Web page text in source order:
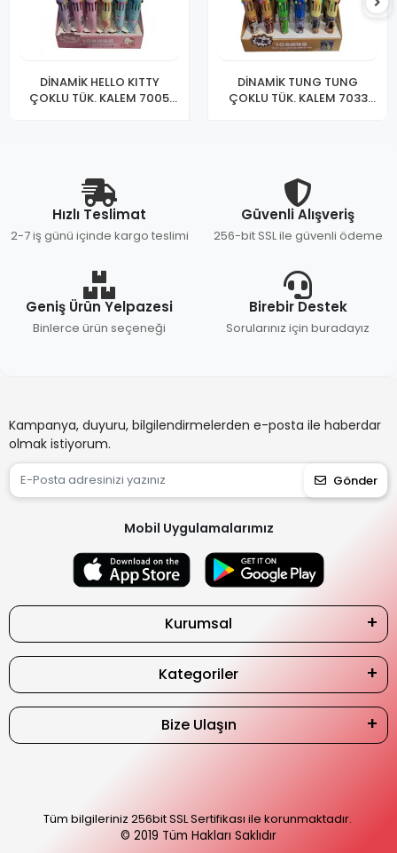
DİNAMİK HELLO KITTY
ÇOKLU TÜK. KALEM 7005
DİNAMİK TUNG TUNG
ÇOKLU TÜK. KALEM 7033
Hızlı Teslimat
2-7 iş günü içinde kargo teslimi
Güvenli Alışveriş
256-bit SSL ile güvenli ödeme
Geniş Ürün Yelpazesi
Binlerce ürün seçeneği
Birebir Destek
Sorularınız için buradayız
Kampanya, duyuru, bilgilendirmelerden e-posta ile haberdar
olmak istiyorum.
Gönder
Mobil Uygulamalarımız
Kurumsal
Kategoriler
Bize Ulaşın
Tüm bilgileriniz 256bit SSL Sertifikası ile korunmaktadır.
© 2019 Tüm Hakları Saklıdır